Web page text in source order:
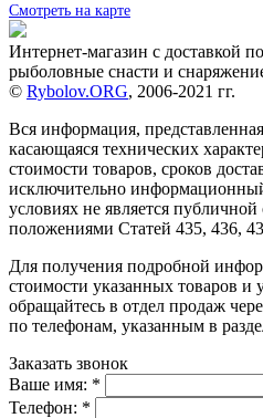
Смотреть на карте
Интернет-магазин с доставкой
рыболовные снасти и
© Rybolov.ORG, 2006-2021 гг.
Вся информация,
касающаяся технических
стоимости товаров, сроков
исключительно
условиях не является
положениями Статей 435, 436,
Для получения подробной
стоимости указанных товаров и
обращайтесь в отдел продаж
по телефонам, указанным в
Заказать звонок
Ваше имя: *
Телефон: *